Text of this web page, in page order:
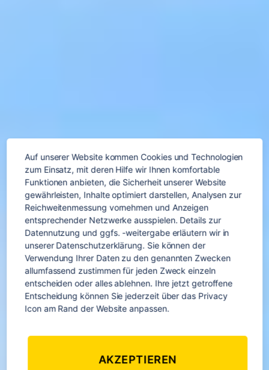
Nordamerika
Auf unserer Website kommen Cookies und Technologien
zum Einsatz, mit deren Hilfe wir Ihnen komfortable
Funktionen anbieten, die Sicherheit unserer Website
gewährleisten, Inhalte optimiert darstellen, Analysen zur
Reichweitenmessung vornehmen und Anzeigen
entsprechender Netzwerke ausspielen. Details zur
Datennutzung und ggfs. -weitergabe erläutern wir in
unserer Datenschutzerklärung. Sie können der
Verwendung Ihrer Daten zu den genannten Zwecken
allumfassend zustimmen für jeden Zweck einzeln
entscheiden oder alles ablehnen. Ihre jetzt getroffene
Entscheidung können Sie jederzeit über das Privacy
Icon am Rand der Website anpassen.
AKZEPTIEREN